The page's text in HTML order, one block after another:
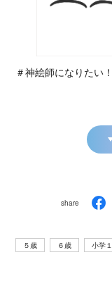
＃神絵師になりたい！
share
５歳 ６歳 小学